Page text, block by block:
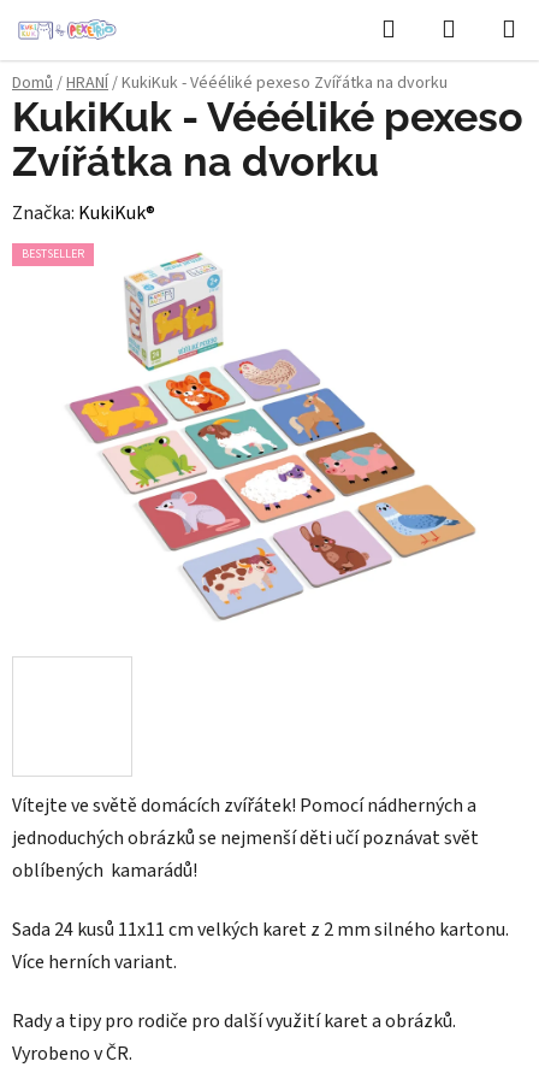
na
obsah
Hledat
KOŠÍK
Domů/HRANÍ/KukiKuk - Véééliké pexeso Zvířátka na dvorku
Vítejte ve světě domácích zvířátek! Pomocí nádherných a
jednoduchých obrázků se nejmenší děti učí poznávat svět
oblíbených kamarádů!
Sada 24 kusů 11x11 cm velkých karet z 2 mm silného kartonu.
Více herních variant.
Rady a tipy pro rodiče pro další využití karet a obrázků.
Vyrobeno v ČR.
KukiKuk - Véééliké pexeso
Zvířátka na dvorku
Značka: KukiKuk®
BESTSELLER